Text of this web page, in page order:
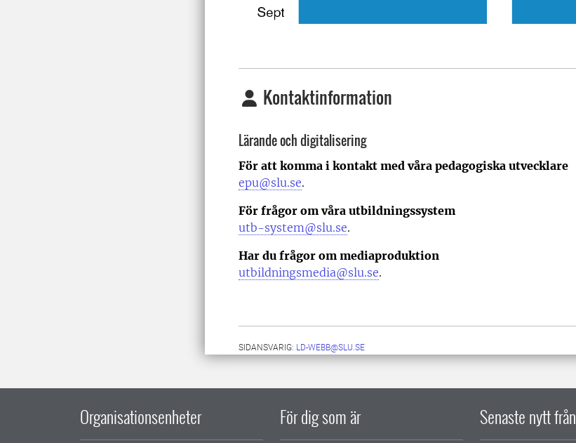
Kontaktinformation
Lärande och digitalisering
För att komma i kontakt med våra pedagogiska utvecklare
epu@slu.se.
För frågor om våra utbildningssystem
utb-system@slu.se.
Har du frågor om mediaproduktion
utbildningsmedia@slu.se.
SIDANSVARIG: LD-WEBB@SLU.SE
Organisationsenheter För dig som är Senaste nytt från